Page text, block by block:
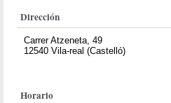
Dirección
Carrer Atzeneta, 49
12540 Vila-real (Castelló)
Horario